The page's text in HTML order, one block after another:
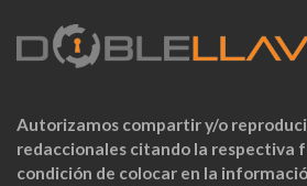
Autorizamos compartir y/o
redaccionales citando la respectiva
condición de colocar en la